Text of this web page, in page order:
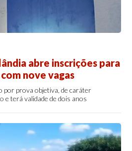
abre inscrições para
nove vagas
por prova objetiva, de caráter
e terá validade de dois anos